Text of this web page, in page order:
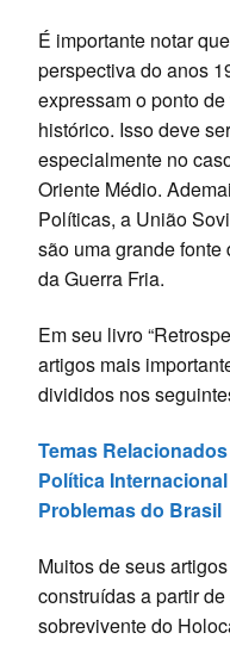
É importante notar
perspectiva do anos
expressam o ponto
histórico. Isso deve
especialmente no
Oriente Médio.
Políticas, a União
são uma grande
da Guerra Fria.
Em seu livro
artigos mais
divididos nos
Temas
Política Internacional
Problemas do Brasil
Muitos de seus
construídas a partir
sobrevivente do